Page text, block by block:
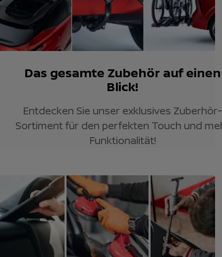
Das gesamte Zubehör auf einen
Blick!
Entdecken Sie unser exklusives Zuberhör-
Sortiment für den perfekten Touch und
Funktionalität!